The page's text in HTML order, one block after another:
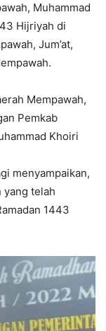
Muhammad
Hijriyah di
Jum’at,
Mempawah,
Pemkab
Khoiri
menyampaikan,
yang telah
1443